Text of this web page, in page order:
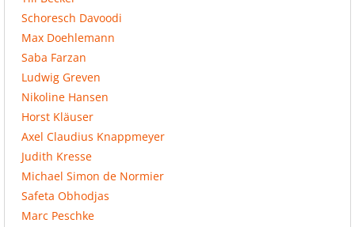
Schoresch Davoodi
Max Doehlemann
Saba Farzan
Ludwig Greven
Nikoline Hansen
Horst Kläuser
Axel Claudius Knappmeyer
Judith Kresse
Michael Simon de Normier
Safeta Obhodjas
Marc Peschke